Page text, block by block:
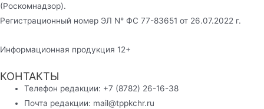
(Роскомнадзор).
Регистрационный номер ЭЛ N° ФС 77-83651 от 26.07.2022 г.
Информационная продукция 12+
КОНТАКТЫ
Телефон редакции: +7 (8782) 26-16-38
Почта редакции: mail@tppkchr.ru